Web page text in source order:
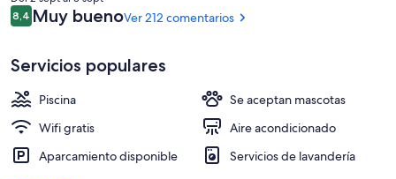
Exterior
actual
es
66 €
Comentarios
8,48,4 de 10
Muy buenoVer 212 comentarios
Servicios populares
Piscina
Se aceptan mascotas
Wifi gratis
Aire acondicionado
Aparcamiento disponible
Servicios de lavandería